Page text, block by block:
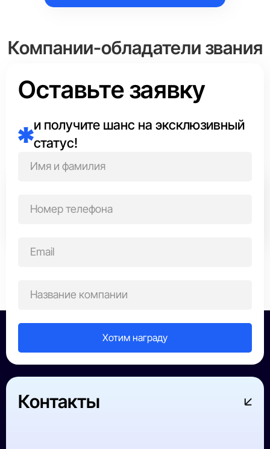
Компании-обладатели звания
Каждый год эксперты Аналитического центра в каждой
единственного лидера.
Все победители ИТ-сфера
Оставьте заявку
и получите шанс на эксклюзивный
статус!
Контакты